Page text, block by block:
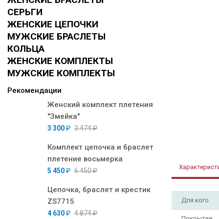
СЕРЬГИ
ЖЕНСКИЕ ЦЕПОЧКИ
МУЖСКИЕ БРАСЛЕТЫ
КОЛЬЦА
ЖЕНСКИЕ КОМПЛЕКТЫ
МУЖСКИЕ КОМПЛЕКТЫ
Рекомендации
Женский комплект плетения
"Змейка"
3 300₽ 3 474₽
Комплект цепочка и браслет
плетение восьмерка
5 450₽ 6 450₽
Цепочка, браслет и крестик
ZS7715
4 630₽ 4 874₽
Для кого